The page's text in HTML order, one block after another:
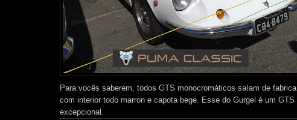
Para vocês saberem, todos GTS monocromáticos saíam de fabrica
com interior todo marron e capota bege. Esse do Gurgel é um GTS
excepcional.